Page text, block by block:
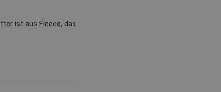
ist aus Fleece, das